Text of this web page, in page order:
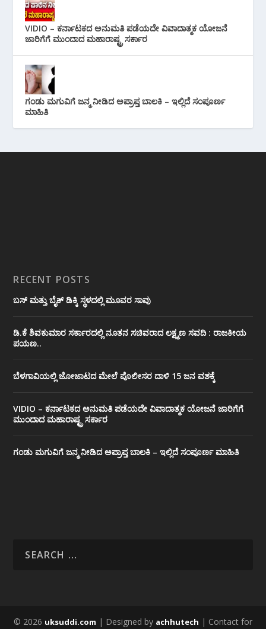
VIDIO – ಕರ್ನಾಟಕದ ಅನುಮತಿ ಪಡೆಯದೇ ವಿವಾದಾತ್ಮಕ ಯೋಜನೆ
ಜಾರಿಗೆಗೆ ಮುಂದಾದ ಮಹಾರಾಷ್ಟ್ರ ಸರ್ಕಾರ
ಗಂಡು ಮಗುವಿಗೆ ಜನ್ಮ ನೀಡಿದ ಅಪ್ರಾಪ್ತ ಬಾಲಕಿ – ಇಲ್ಲಿದೆ ಸಂಪೂರ್ಣ
ಮಾಹಿತಿ
RECENT POSTS
ಬಸ್ ಮತ್ತು ಬೈಕ್ ಡಿಕ್ಕಿ ಸ್ಥಳದಲ್ಲಿ ಮೂವರ ಸಾವು
ಡಿ.ಕೆ ಶಿವಕುಮಾರ ಸರ್ಕಾರದಲ್ಲಿ ನೂತನ ಸಚಿವರಾದ ಲಕ್ಷ್ಮಣ ಸವದಿ : ರಾಜಕೀಯ
ಪಯಣ..
ಬೆಳಗಾವಿಯಲ್ಲಿ ಜೋಜಾಟದ ಮೇಲೆ ಪೊಲೀಸರ ದಾಳಿ 15 ಜನ ವಶಕ್ಕೆ
VIDIO – ಕರ್ನಾಟಕದ ಅನುಮತಿ ಪಡೆಯದೇ ವಿವಾದಾತ್ಮಕ ಯೋಜನೆ ಜಾರಿಗೆಗೆ
ಮುಂದಾದ ಮಹಾರಾಷ್ಟ್ರ ಸರ್ಕಾರ
ಗಂಡು ಮಗುವಿಗೆ ಜನ್ಮ ನೀಡಿದ ಅಪ್ರಾಪ್ತ ಬಾಲಕಿ – ಇಲ್ಲಿದೆ ಸಂಪೂರ್ಣ ಮಾಹಿತಿ
© 2026 uksuddi.com | Designed by achhutech | Contact for